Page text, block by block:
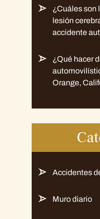
¿Cuáles son
lesión
accidente
¿Qué hacer
Orange,
Accidentes
Muro diario